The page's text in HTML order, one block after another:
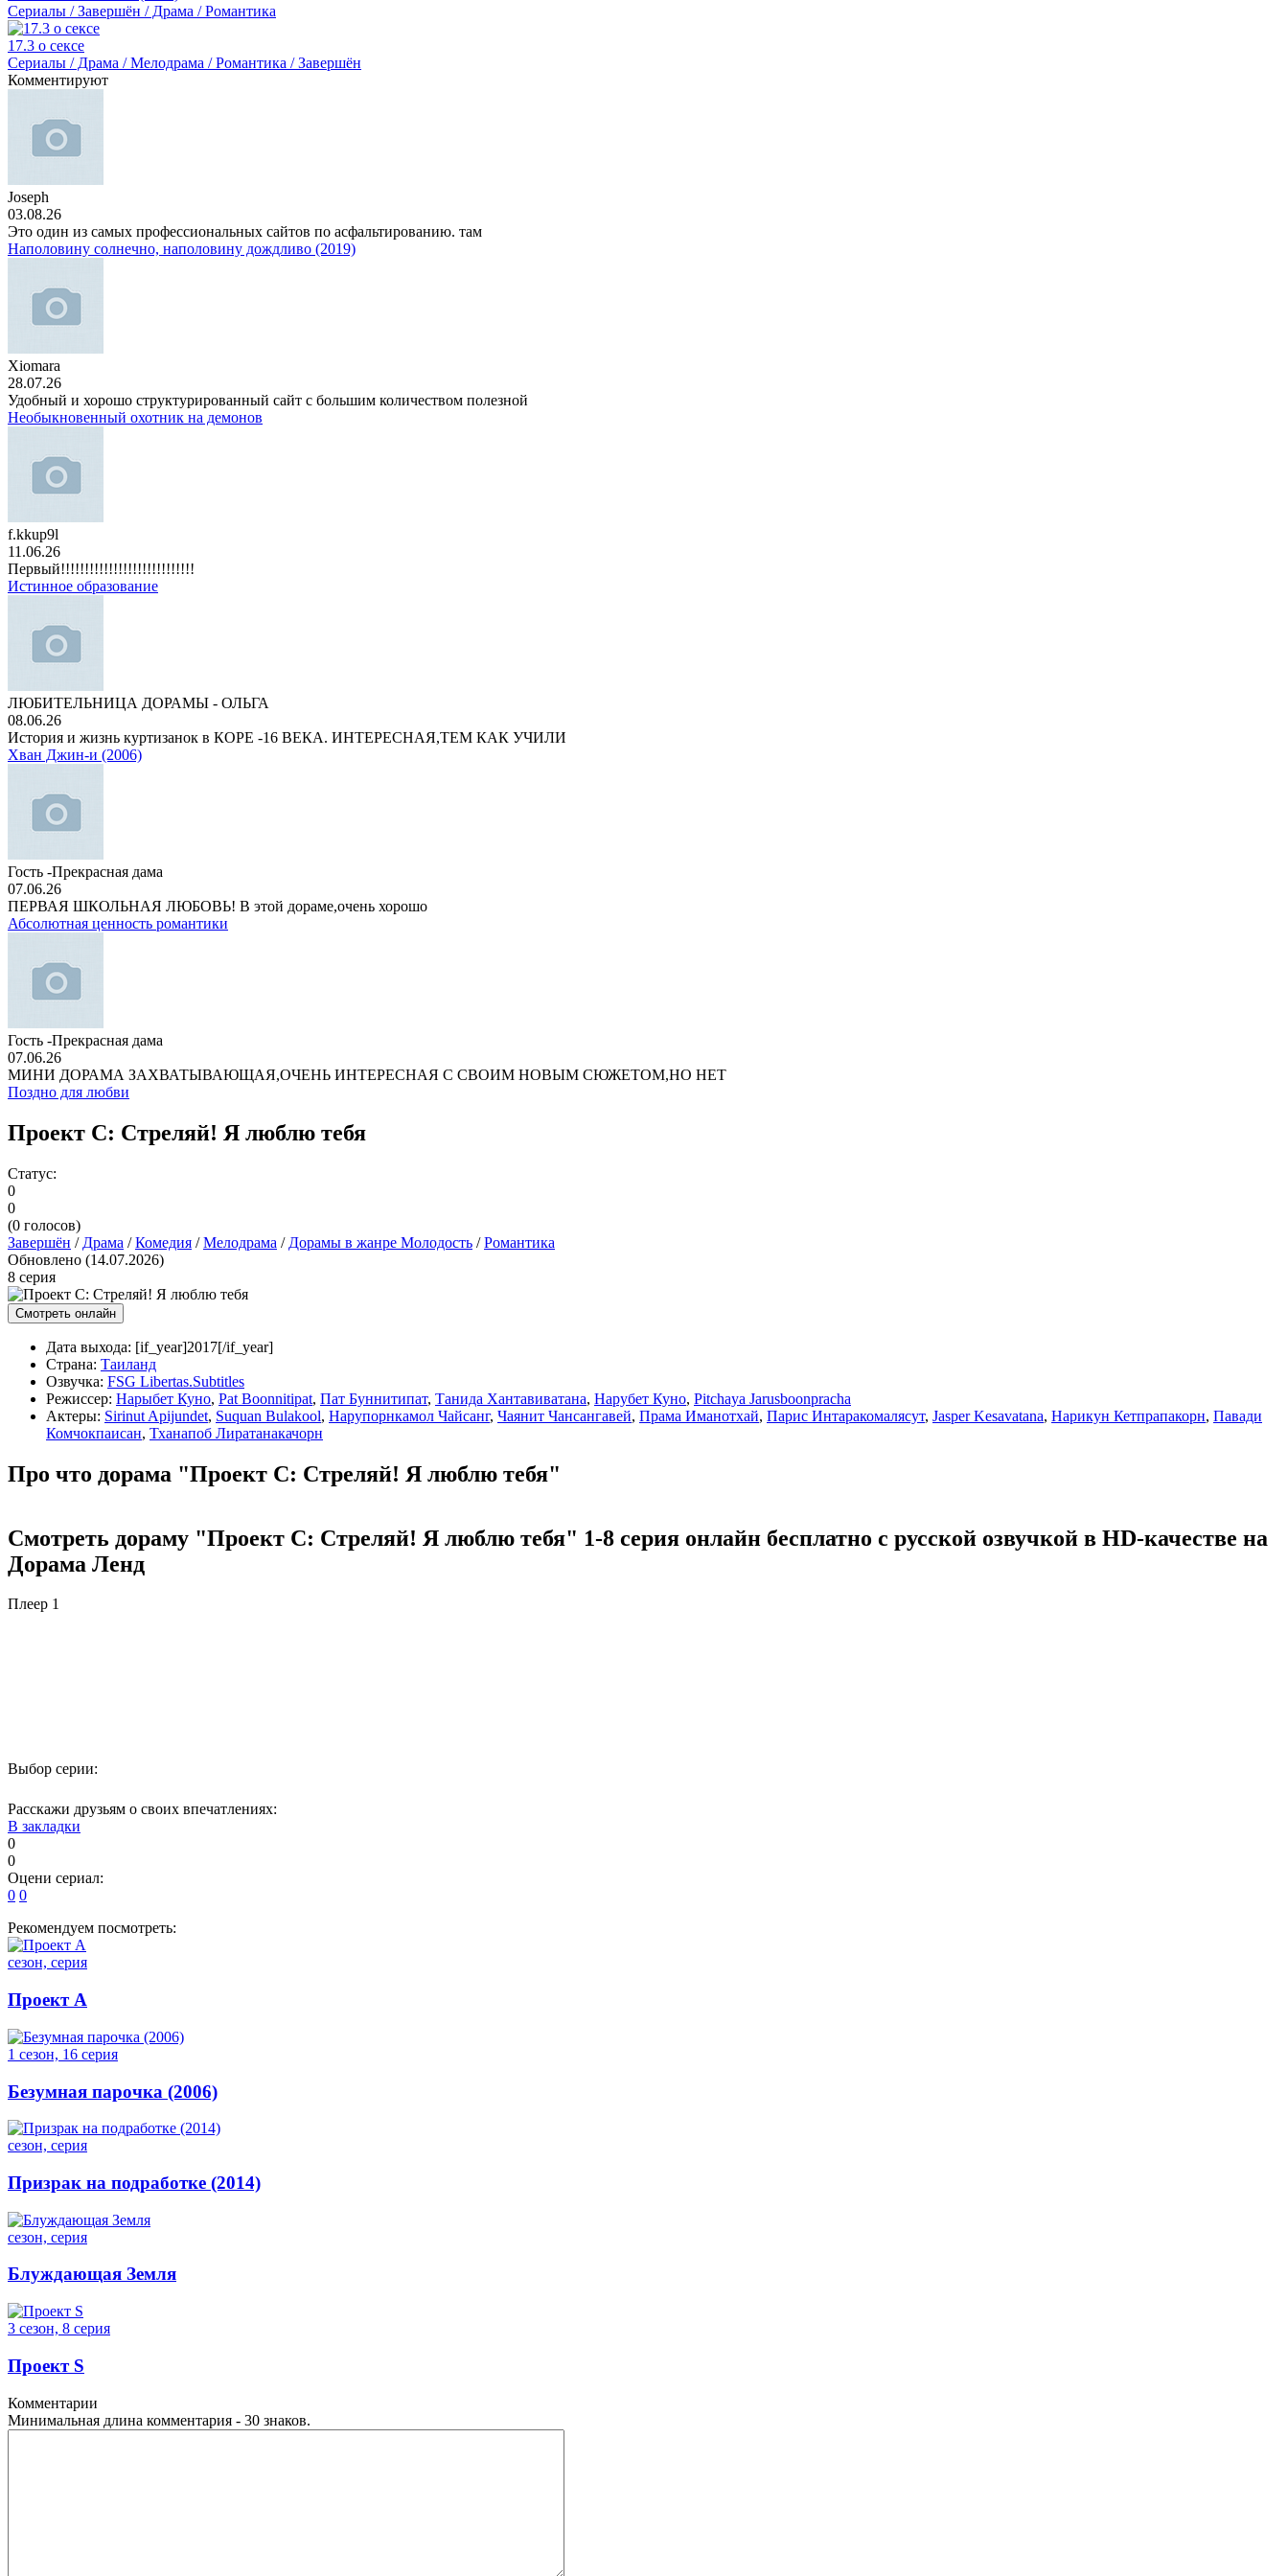
Сериалы / Завершён / Драма / Романтика
17.3 о сексе
Сериалы / Драма / Мелодрама / Романтика / Завершён
Комментируют
Joseph
03.08.26
Это один из самых профессиональных сайтов по асфальтированию. там
Наполовину солнечно, наполовину дождливо (2019)
Xiomara
28.07.26
Удобный и хорошо структурированный сайт с большим количеством полезной
Необыкновенный охотник на демонов
f.kkup9l
11.06.26
Первый!!!!!!!!!!!!!!!!!!!!!!!!!!!!
Истинное образование
ЛЮБИТЕЛЬНИЦА ДОРАМЫ - ОЛЬГА
08.06.26
История и жизнь куртизанок в КОРЕ -16 ВЕКА. ИНТЕРЕСНАЯ,ТЕМ КАК УЧИЛИ
Хван Джин-и (2006)
Гость -Прекрасная дама
07.06.26
ПЕРВАЯ ШКОЛЬНАЯ ЛЮБОВЬ! В этой дораме,очень хорошо
Абсолютная ценность романтики
Гость -Прекрасная дама
07.06.26
МИНИ ДОРАМА ЗАХВАТЫВАЮЩАЯ,ОЧЕНЬ ИНТЕРЕСНАЯ С СВОИМ НОВЫМ СЮЖЕТОМ,НО НЕТ
Поздно для любви
Проект С: Стреляй! Я люблю тебя
Статус:
0
0
(0 голосов)
Завершён / Драма /Комедия /Мелодрама / Дорамы в жанре Молодость /Романтика
Обновлено (14.07.2026)
8 серия
Смотреть онлайн
Дата выхода: [if_year]2017[/if_year]
Страна: Таиланд
Озвучка: FSG Libertas.Subtitles
Режиссер: Нарыбет Куно, Pat Boonnitipat, Пат Буннитипат, Танида Хантавиватана, Нарубет Куно, Pitchaya Jarusboonpracha
Актеры: Sirinut Apijundet, Suquan Bulakool, Нарупорнкамол Чайсанг, Чаянит Чансангавей, Прама Иманотхай, Парис Интаракомалясут, Jasper Kesavatana, Нарикун Кетпрапакорн, Павади
Комчокпаисан, Тханапоб Лиратанакачорн
Про что дорама "Проект С: Стреляй! Я люблю тебя"
Смотреть дораму "Проект С: Стреляй! Я люблю тебя" 1-8 серия онлайн бесплатно с русской озвучкой в HD-качестве на
Дорама Ленд
Плеер 1
Выбор серии:
Расскажи друзьям о своих впечатлениях:
В закладки
0
0
Оцени сериал:
0 0
Рекомендуем посмотреть:
сезон, серия
Проект А
1 сезон, 16 серия
Безумная парочка (2006)
сезон, серия
Призрак на подработке (2014)
сезон, серия
Блуждающая Земля
3 сезон, 8 серия
Проект S
Комментарии
Минимальная длина комментария - 30 знаков.